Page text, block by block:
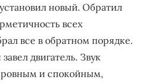
новый. Обратил
всех
все в обратном порядке.
двигатель. Звук
ровным и спокойным,